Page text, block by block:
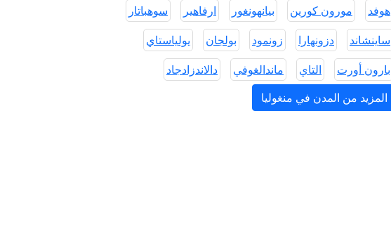
هوفد
مورون كورين بيانهونغور ارفاهير
سوهباتار
ساينشاند
دزونهارا زونمود بولجان
يولياستاي
بارون أورت
التاي ماندالغوفي
دالاندزادجاد
المزيد من المدن في منغوليا